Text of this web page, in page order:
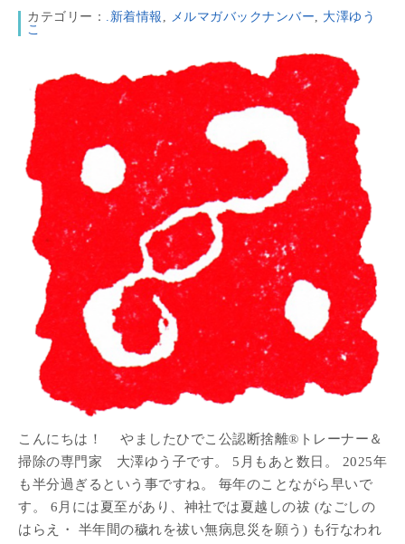
カテゴリー： .新着情報 , メルマガバックナンバー, 大澤ゆう
こ
こんにちは！ やましたひでこ公認断捨離®トレーナー＆
掃除の専門家 大澤ゆう子です。 5月もあと数日。 2025年
も半分過ぎるという事ですね。 毎年のことながら早いで
す。 6月には夏至があり、神社では夏越しの祓 (なごしの
はらえ・ 半年間の穢れを祓い無病息災を願う) も行なわれ